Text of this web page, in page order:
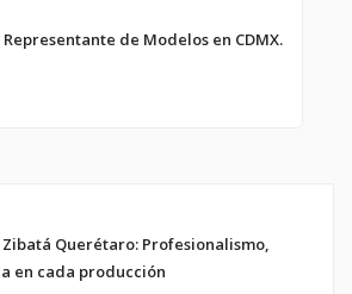
de Modelos en CDMX.
Querétaro: Profesionalismo,
en cada producción